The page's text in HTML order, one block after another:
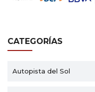
CATEGORÍAS
Autopista del Sol